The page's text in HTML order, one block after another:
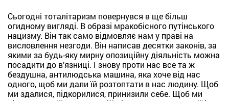
Сьогодні тоталітаризм повернувся в ще більш
огидному вигляді. В образі мракобісного путінського
нацизму. Він так само відмовляє нам у праві на
висловлення незгоди. Він написав десятки законів, за
якими за будь-яку мирну опозиційну діяльність можна
посадити до в’язниці. І знову проти нас все та ж
бездушна, антилюдська машина, яка хоче від нас
одного, щоб ми дали їй розтоптати в нас людину. Щоб
ми здалися, підкорилися, принизили себе. Щоб ми